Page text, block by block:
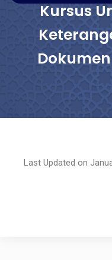
Kursus
Last Updated on